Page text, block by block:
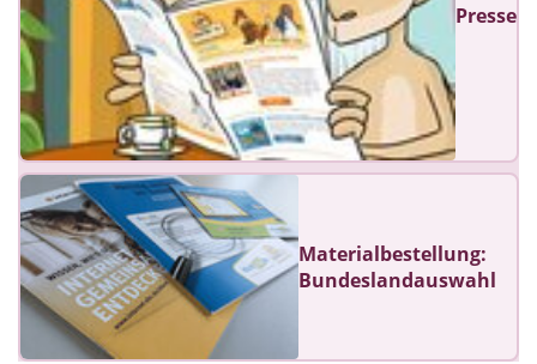
Presse
Materialbestellung:
Bundeslandauswahl